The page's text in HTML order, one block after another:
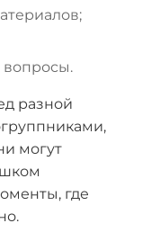
вопросы.
разной
могут
где